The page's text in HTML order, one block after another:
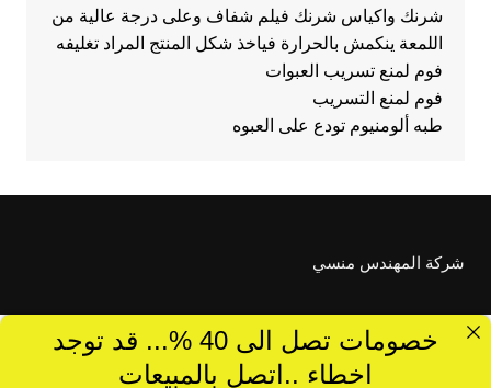
شرنك واكياس شرنك فيلم شفاف وعلى درجة عالية من
اللمعة ينكمش بالحرارة فياخذ شكل المنتج المراد تغليفه
فوم لمنع تسريب العبوات
فوم لمنع التسريب
طبه ألومنيوم تودع على العبوه
شركة المهندس منسي
خصومات تصل الى 40 %... قد توجد
اخطاء ..اتصل بالمبيعات